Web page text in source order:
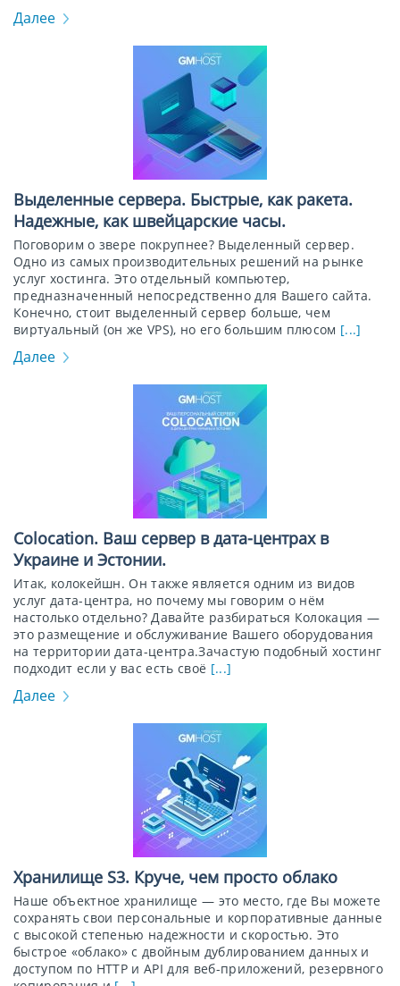
Далее
Выделенные сервера. Быстрые, как ракета.
Надежные, как швейцарские часы.
Поговорим о звере покрупнее? Выделенный сервер.
Одно из самых производительных решений на рынке
услуг хостинга. Это отдельный компьютер,
предназначенный непосредственно для Вашего сайта.
Конечно, стоит выделенный сервер больше, чем
виртуальный (он же VPS), но его большим плюсом [...]
Далее
Colocation. Ваш сервер в дата-центрах в
Украине и Эстонии.
Итак, колокейшн. Он также является одним из видов
услуг дата-центра, но почему мы говорим о нём
настолько отдельно? Давайте разбираться Колокация —
это размещение и обслуживание Вашего оборудования
на территории дата-центра.Зачастую подобный хостинг
подходит если у вас есть своё [...]
Далее
Хранилище S3. Круче, чем просто облако
Наше объектное хранилище — это место, где Вы можете
сохранять свои персональные и корпоративные данные
с высокой степенью надежности и скоростью. Это
быстрое «облако» с двойным дублированием данных и
доступом по HTTP и API для веб-приложений, резервного